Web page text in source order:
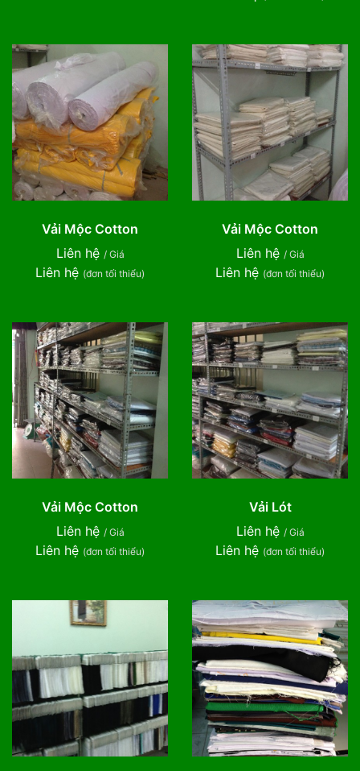
Vải Mộc Cotton
Liên hệ / Giá
Liên hệ (đơn tối thiểu)
Vải Mộc Cotton
Liên hệ / Giá
Liên hệ (đơn tối thiểu)
Vải Mộc Cotton
Liên hệ / Giá
Liên hệ (đơn tối thiểu)
Vải Lót
Liên hệ / Giá
Liên hệ (đơn tối thiểu)